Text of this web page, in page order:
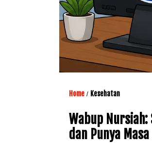
Home / Kesehatan
Wabup
dan Punya